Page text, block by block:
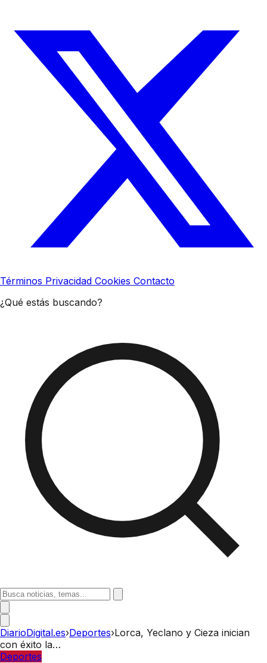
Términos Privacidad Cookies Contacto
¿Qué estás buscando?
DiarioDigital.es›Deportes›Lorca, Yeclano y Cieza inician
con éxito la…
Deportes